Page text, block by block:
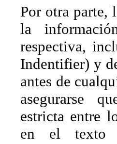
Por otra parte,
la
respectiva,
Indentifier) y
antes de
asegurarse
estricta entre
en el texto